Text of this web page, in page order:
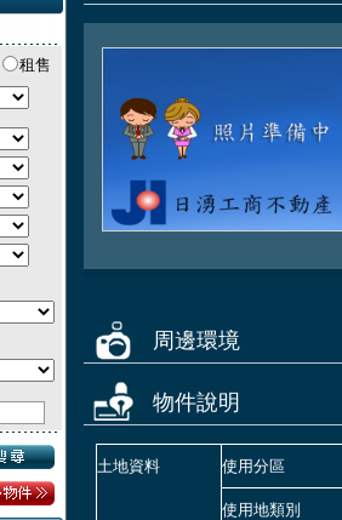
租售
周邊環境
物件說明
土地資料 使用分區
使用地類別